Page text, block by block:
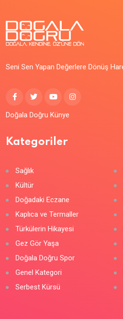
Seni Sen Yapan Değerlere Dönüş
Doğala Doğru Künye
Kategoriler
Sağlık
Kültür
Doğadaki Eczane
Kaplıca ve Termaller
Türkülerin Hikayesi
Gez Gör Yaşa
Doğala Doğru Spor
Genel Kategori
Serbest Kürsü